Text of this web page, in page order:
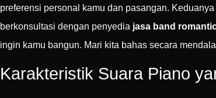
preferensi personal kamu dan pasangan.
berkonsultasi dengan penyedia jasa band
ingin kamu bangun. Mari kita bahas secara
Karakteristik Suara Piano